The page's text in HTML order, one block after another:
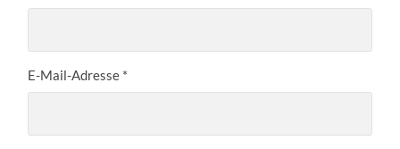
E-Mail-Adresse *